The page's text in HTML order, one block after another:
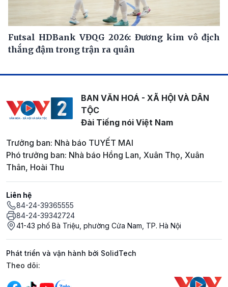
Futsal HDBank VĐQG 2026: Đương kim vô địch
thắng đậm trong trận ra quân
BAN VĂN HOÁ - XÃ HỘI VÀ DÂN
TỘC
Đài Tiếng nói Việt Nam
Trưởng ban: Nhà báo TUYẾT MAI
Phó trưởng ban: Nhà báo Hồng Lan, Xuân Thọ, Xuân
Thân, Hoài Thu
Liên hệ
84-24-39365555
84-24-39342724
41-43 phố Bà Triệu, phường Cửa Nam, TP. Hà Nội
Phát triển và vận hành bởi SolidTech
Mạng xã hội
Theo dõi: